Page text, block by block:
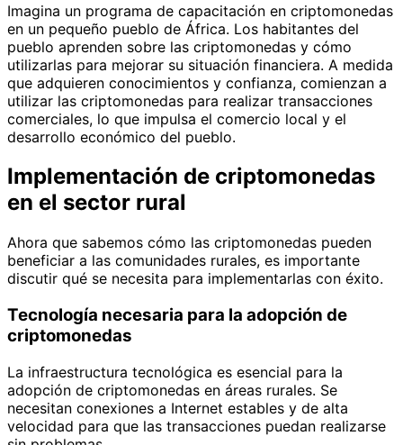
Imagina un programa de capacitación en criptomonedas
en un pequeño pueblo de África. Los habitantes del
pueblo aprenden sobre las criptomonedas y cómo
utilizarlas para mejorar su situación financiera. A medida
que adquieren conocimientos y confianza, comienzan a
utilizar las criptomonedas para realizar transacciones
comerciales, lo que impulsa el comercio local y el
desarrollo económico del pueblo.
Implementación de criptomonedas
en el sector rural
Ahora que sabemos cómo las criptomonedas pueden
beneficiar a las comunidades rurales, es importante
discutir qué se necesita para implementarlas con éxito.
Tecnología necesaria para la adopción de
criptomonedas
La infraestructura tecnológica es esencial para la
adopción de criptomonedas en áreas rurales. Se
necesitan conexiones a Internet estables y de alta
velocidad para que las transacciones puedan realizarse